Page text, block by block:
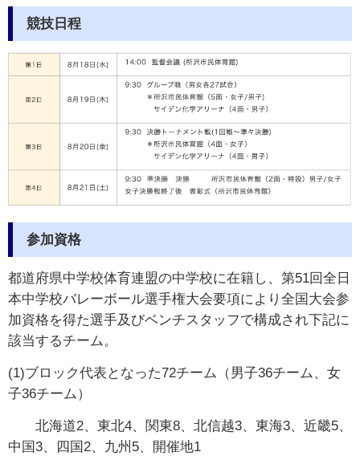
競技日程
参加資格
都道府県中学校体育連盟の中学校に在籍し、第51回全日
本中学校バレーボール選手権大会要項により全国大会参
加資格を得た選手及びベンチスタッフで構成され下記に
該当するチーム。
(1)ブロック代表となった72チーム（男子36チーム、女
子36チーム）
北海道2、東北4、関東8、北信越3、東海3、近畿5、
中国3、四国2、九州5、開催地1